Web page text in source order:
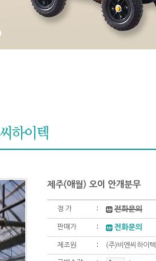
제주(애월) 오이 안개분무
정 가 전화문의
판매가 전화문의
제조원 (주)비엔씨하이텍